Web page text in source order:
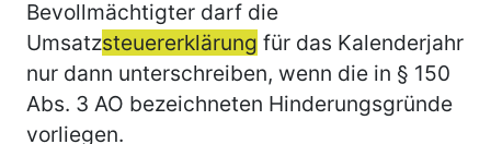
Bevollmächtigter darf die
Umsatzsteuererklärung für das Kalenderjahr
nur dann unterschreiben, wenn die in § 150
Abs. 3 AO bezeichneten Hinderungsgründe
vorliegen.